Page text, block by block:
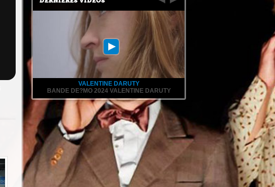
VALENTINE DARUTY
BANDE DE?MO 2024 VALENTINE DARUTY